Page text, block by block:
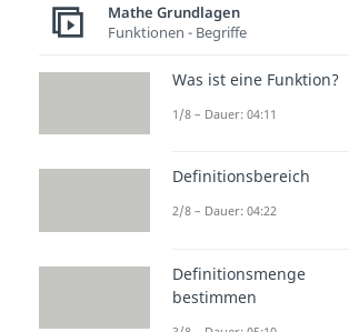
Abstand der Geraden
.
Abstandsformel
Geraden
: Vektor des
Mathe Grundlagen
Funktionen - Begriffe
Was ist eine Funktion?
1/8 – Dauer: 04:11
Definitionsbereich
2/8 – Dauer: 04:22
Definitionsmenge
bestimmen